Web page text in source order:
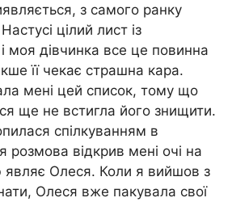
з самого ранку
цілий лист із
моя дівчинка все це повинна
її чекає страшна кара.
мені цей список, тому що
ще не встигла його знищити.
спілкуванням в
розмова відкрив мені очі на
Олеся. Коли я вийшов з
Олеся вже пакувала свої